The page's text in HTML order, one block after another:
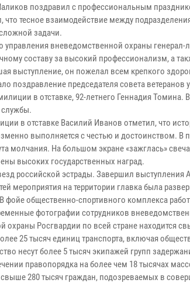
поздравил с профессиональным
тесное взаимодействие между
задачи.
управления вневедомственной охраны
составу за высокий профессионализм, а
выступление, он пожелал всем крепкого
поздравление председателя совета
в отставке, 92-летнего Геннадия Томина.
в отставке Василий Иванов отметил, что
выполняется с честью и достоинством. В
молчания. На большом экране «зажглась»
высоких государственных наград.
российской эстрады. Завершил выступления
мероприятия на территории главка была
общественно-спортивного комплекса
фотографии сотрудников
Росгвардии по всей стране находится
25 тысяч единиц транспорта, включая
несут более 5 тысяч экипажей групп
правопорядка на более чем 18 тысячах
280 тысяч граждан, подозреваемых в